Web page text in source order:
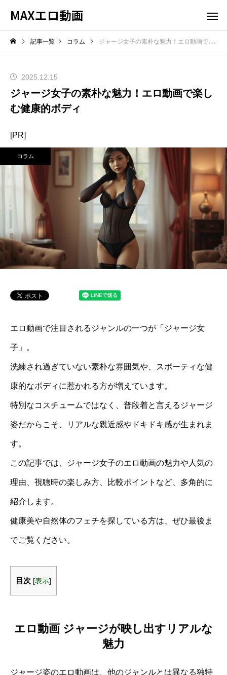
MAXエロ動画
記事一覧 コラム ジャージ女子の素朴な魅力！エロ動画で楽しむ健康的ボディ
2025.12.15
ジャージ女子の素朴な魅力！エロ動画で楽し
む健康的ボディ
[PR]
コラム
エロ動画で注目されるジャンルの一つが「ジャージ女
子」。
洗練され過ぎていない素朴な雰囲気や、スポーティな健
康的なボディに惹かれる方が増えています。
特別なコスチュームではなく、普段着と言えるジャージ
姿だからこそ、リアルな親近感やドキドキ感が生まれま
す。
この記事では、ジャージ女子のエロ動画の魅力や人気の
理由、視聴時の楽しみ方、比較ポイントなど、多角的に
紹介します。
健康美や自然体のフェチを探している方は、ぜひ最後ま
でご覧ください。
目次 [表示]
エロ動画 ジャージが映し出すリアルな
魅力
ジャージ姿のエロ動画は、他のジャンルとは異なる独特